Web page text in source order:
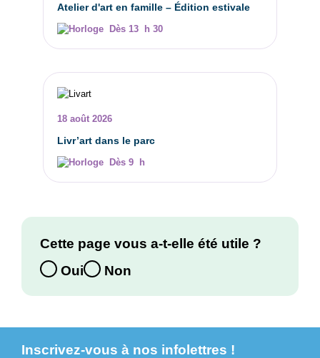
Atelier d'art en famille – Édition estivale
Dès 13 h 30
18 août 2026
Livr’art dans le parc
Dès 9 h
Cette page vous a-t-elle été utile ?
Oui
Non
Inscrivez-vous à nos infolettres !